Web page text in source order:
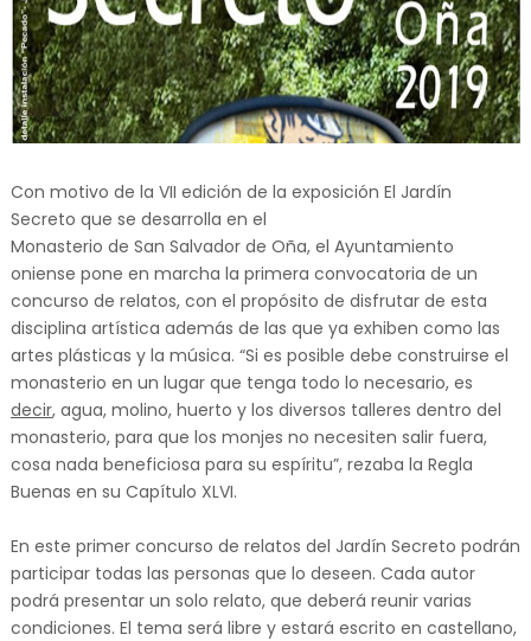
Con motivo de la VII edición de la exposición El Jardín
Secreto que se desarrolla en el
Monasterio de San Salvador de Oña, el Ayuntamiento
oniense pone en marcha la primera convocatoria de un
concurso de relatos, con el propósito de disfrutar de esta
disciplina artística además de las que ya exhiben como las
artes plásticas y la música. “Si es posible debe construirse el
monasterio en un lugar que tenga todo lo necesario, es
decir, agua, molino, huerto y los diversos talleres dentro del
monasterio, para que los monjes no necesiten salir fuera,
cosa nada beneficiosa para su espíritu”, rezaba la Regla
Buenas en su Capítulo XLVI.
En este primer concurso de relatos del Jardín Secreto podrán
participar todas las personas que lo deseen. Cada autor
podrá presentar un solo relato, que deberá reunir varias
condiciones. El tema será libre y estará escrito en castellano,